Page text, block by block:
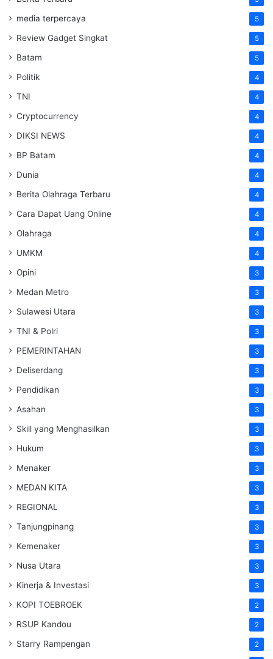
media terpercaya 5
Review Gadget Singkat 5
Batam 5
Politik 4
TNI 4
Cryptocurrency 4
DIKSI NEWS 4
BP Batam 4
Dunia 4
Berita Olahraga Terbaru 4
Cara Dapat Uang Online 4
Olahraga 4
UMKM 4
Opini 3
Medan Metro 3
Sulawesi Utara 3
TNI & Polri 3
PEMERINTAHAN 3
Deliserdang 3
Pendidikan 3
Asahan 3
Skill yang Menghasilkan 3
Hukum 3
Menaker 3
MEDAN KITA 3
REGIONAL 3
Tanjungpinang 3
Kemenaker 3
Nusa Utara 3
Kinerja & Investasi 3
KOPI TOEBROEK 2
RSUP Kandou 2
Starry Rampengan 2